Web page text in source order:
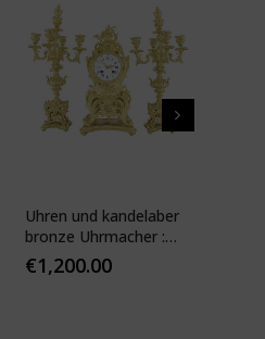
Uhren und kandelaber
bronze Uhrmacher :
Mougin
€1,200.00